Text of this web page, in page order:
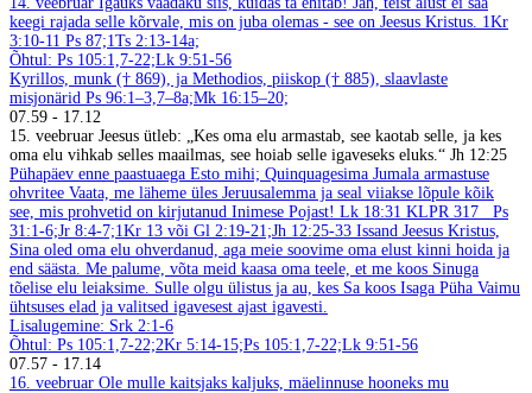
keegi rajada selle kõrvale, mis on juba olemas - see on Jeesus Kristus. 1Kr
3:10-11 Ps 87;1Ts 2:13-14a;
Õhtul: Ps 105:1,7-22;Lk 9:51-56
Kyrillos, munk († 869), ja Methodios, piiskop († 885), slaavlaste
misjonärid Ps 96:1–3,7–8a;Mk 16:15–20;
07.59 - 17.12
15. veebruar Jeesus ütleb: „Kes oma elu armastab, see kaotab selle, ja kes
oma elu vihkab selles maailmas, see hoiab selle igaveseks eluks.“ Jh 12:25
Pühapäev enne paastuaega Esto mihi; Quinquagesima Jumala armastuse
ohvritee Vaata, me läheme üles Jeruusalemma ja seal viiakse lõpule kõik
see, mis prohvetid on kirjutanud Inimese Pojast! Lk 18:31 KLPR 317
Ps
31:1-6;Jr 8:4-7;1Kr 13 või Gl 2:19-21;Jh 12:25-33 Issand Jeesus Kristus,
Sina oled oma elu ohverdanud, aga meie soovime oma elust kinni hoida ja
end säästa. Me palume, võta meid kaasa oma teele, et me koos Sinuga
tõelise elu leiaksime. Sulle olgu ülistus ja au, kes Sa koos Isaga Püha Vaimu
ühtsuses elad ja valitsed igavesest ajast igavesti.
Lisalugemine: Srk 2:1-6
Õhtul: Ps 105:1,7-22;2Kr 5:14-15;Ps 105:1,7-22;Lk 9:51-56
07.57 - 17.14
16. veebruar Ole mulle kaitsjaks kaljuks, mäelinnuse hooneks mu